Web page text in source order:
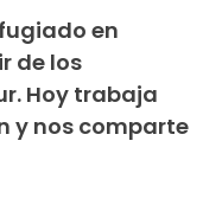
en
de los
Hoy trabaja
y nos comparte